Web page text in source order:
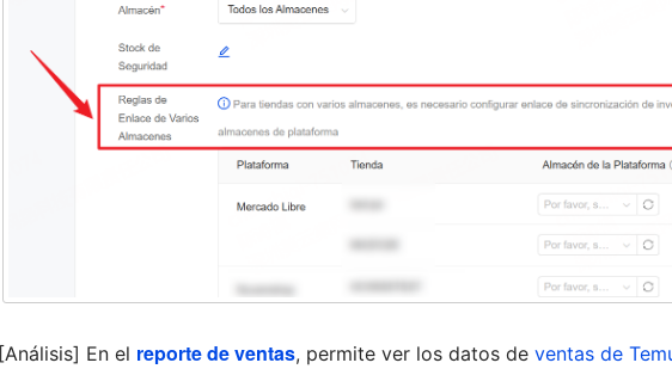
[Análisis] En el reporte de ventas, permite ver los datos de ventas de